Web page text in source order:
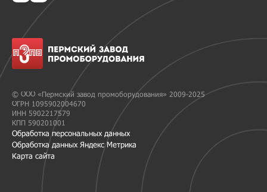
© ООО «Пермский завод промоборудования» 2009-2025
ОГРН 1095902004670
ИНН 5902217579
КПП 590201001
Обработка персональных данных
Обработка данных Яндекс Метрика
Карта сайта